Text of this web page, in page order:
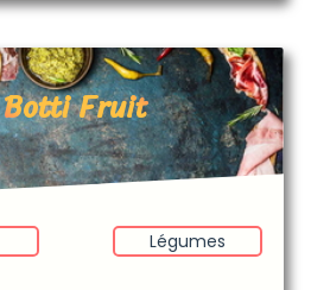
Botti Fruit
Légumes